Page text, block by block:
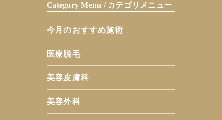
Category Menu / カテゴリメニュー
今月のおすすめ施術
医療脱毛
美容皮膚科
美容外科